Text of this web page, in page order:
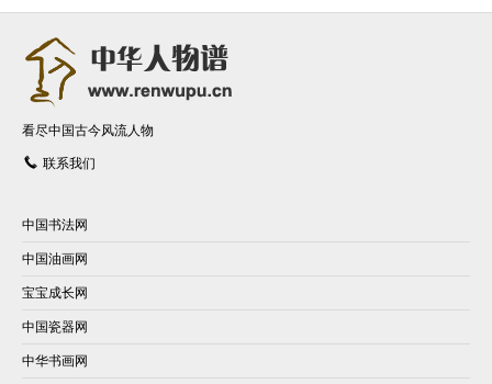
看尽中国古今风流人物
联系我们
中国书法网
中国油画网
宝宝成长网
中国瓷器网
中华书画网